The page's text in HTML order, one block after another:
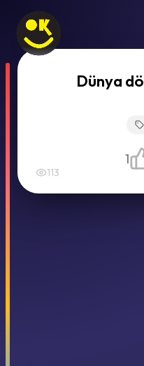
Dünya
113
1